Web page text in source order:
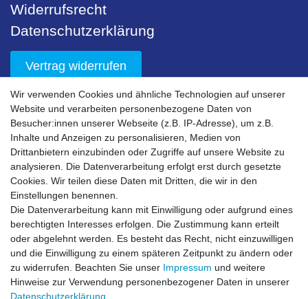
Widerrufsrecht
Datenschutzerklärung
Vertrag widerrufen
Unser Service
Sicherheit
Nachhaltigkeit
Downloads
Bestell- & Servicehotline
Akzeptierte Zahlungsarten
Wir verwenden Cookies und ähnliche Technologien auf unserer
Website und verarbeiten personenbezogene Daten von
Besucher:innen unserer Webseite (z.B. IP-Adresse), um z.B.
Inhalte und Anzeigen zu personalisieren, Medien von
Drittanbietern einzubinden oder Zugriffe auf unsere Website zu
analysieren. Die Datenverarbeitung erfolgt erst durch gesetzte
Cookies. Wir teilen diese Daten mit Dritten, die wir in den
Einstellungen benennen.
Die Datenverarbeitung kann mit Einwilligung oder aufgrund eines
berechtigten Interesses erfolgen. Die Zustimmung kann erteilt
oder abgelehnt werden. Es besteht das Recht, nicht einzuwilligen
und die Einwilligung zu einem späteren Zeitpunkt zu ändern oder
zu widerrufen. Beachten Sie unser Impressum und weitere
Hinweise zur Verwendung personenbezogener Daten in unserer
Daten­schutz­erklärung